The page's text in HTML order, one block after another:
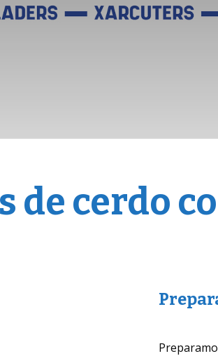
de cerdo